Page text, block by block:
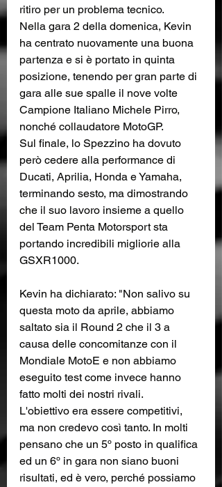
ritiro per un problema tecnico.
Nella gara 2 della domenica, Kevin
ha centrato nuovamente una buona
partenza e si è portato in quinta
posizione, tenendo per gran parte di
gara alle sue spalle il nove volte
Campione Italiano Michele Pirro,
nonché collaudatore MotoGP.
Sul finale, lo Spezzino ha dovuto
però cedere alla performance di
Ducati, Aprilia, Honda e Yamaha,
terminando sesto, ma dimostrando
che il suo lavoro insieme a quello
del Team Penta Motorsport sta
portando incredibili migliorie alla
GSXR1000.
Kevin ha dichiarato: "Non salivo su
questa moto da aprile, abbiamo
saltato sia il Round 2 che il 3 a
causa delle concomitanze con il
Mondiale MotoE e non abbiamo
eseguito test come invece hanno
fatto molti dei nostri rivali.
L'obiettivo era essere competitivi,
ma non credevo così tanto. In molti
pensano che un 5º posto in qualifica
ed un 6º in gara non siano buoni
risultati, ed è vero, perché possiamo